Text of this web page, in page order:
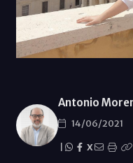
Antonio
14/06/2021
X